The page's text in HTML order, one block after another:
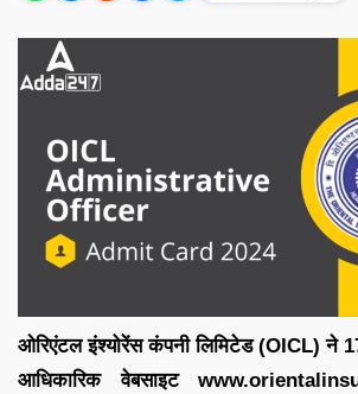
ओरिएंटल इंश्योरेंस कंपनी लिमिटेड (OICL) ने
आधिकारिक वेबसाइट